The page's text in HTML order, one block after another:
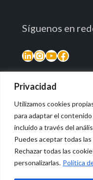
Privacidad
Utilizamos cookies
para adaptar el
incluido a través del
Puedes aceptar todas las
Rechazar todas las
personalizarlas. Política
Síguenos en
LinkedIn
Instagram
YouTube
© 2026
Aviso legal